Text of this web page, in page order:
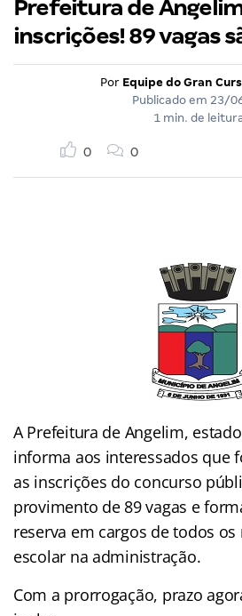
Prefeitura de
inscrições! 89 vagas
Por Equipe do Gran
Publicado em 23/
1 min. de
0 0
A Prefeitura de Angelim,
informa aos interessados que
as inscrições do concurso
provimento de 89 vagas e
reserva em cargos de todos
escolar na administração.
Com a prorrogação, prazo